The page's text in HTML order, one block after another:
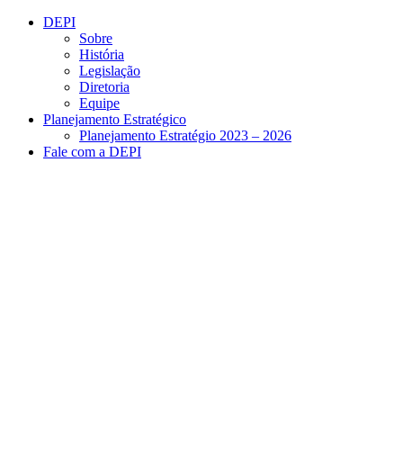
Conteúdo principal
DEPI
Sobre
História
Legislação
Diretoria
Equipe
Planejamento Estratégico
Planejamento Estratégio 2023 – 2026
Fale com a DEPI